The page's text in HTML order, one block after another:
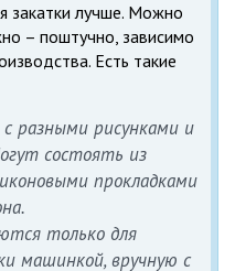
закатки лучше. Можно
– поштучно, зависимо
Есть такие
разными рисунками и
состоять из
прокладками
только для
машинкой, вручную с